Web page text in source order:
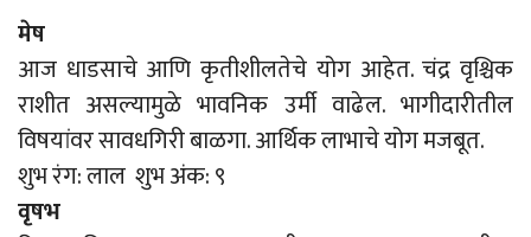
मेष
आज धाडसाचे आणि कृतीशीलतेचे योग आहेत. चंद्र वृश्चिक
राशीत असल्यामुळे भावनिक उर्मी वाढेल. भागीदारीतील
विषयांवर सावधगिरी बाळगा. आर्थिक लाभाचे योग मजबूत.
शुभ रंग: लाल शुभ अंक: ९
वृषभ